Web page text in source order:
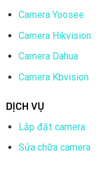
Camera Yoosee
Camera Hikvision
Camera Dahua
Camera Kbvision
DỊCH VỤ
Lắp đặt camera
Sửa chữa camera